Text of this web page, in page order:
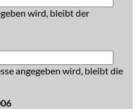
wird, bleibt der
angegeben wird, bleibt die